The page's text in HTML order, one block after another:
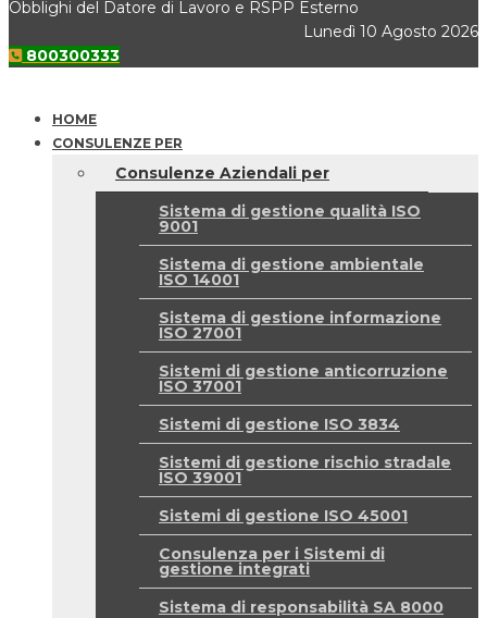
Obblighi del Datore di Lavoro e RSPP Esterno
Lunedì 10 Agosto 2026
800300333
HOME
CONSULENZE PER
Consulenze Aziendali per
Sistema di gestione qualità ISO
9001
Sistema di gestione ambientale
ISO 14001
Sistema di gestione informazione
ISO 27001
Sistemi di gestione anticorruzione
ISO 37001
Sistemi di gestione ISO 3834
Sistemi di gestione rischio stradale
ISO 39001
Sistemi di gestione ISO 45001
Consulenza per i Sistemi di
gestione integrati
Sistema di responsabilità SA 8000